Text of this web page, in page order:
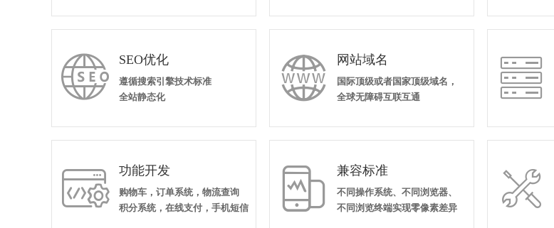
 SEO优化
遵循搜索引擎技术标准
全站静态化
 网站域名
国际顶级或者国家顶级域名，
全球无障碍互联互通

 功能开发
购物车，订单系统，物流查询
积分系统，在线支付，手机短信
 兼容标准
不同操作系统、不同浏览器、
不同浏览终端实现零像素差异
